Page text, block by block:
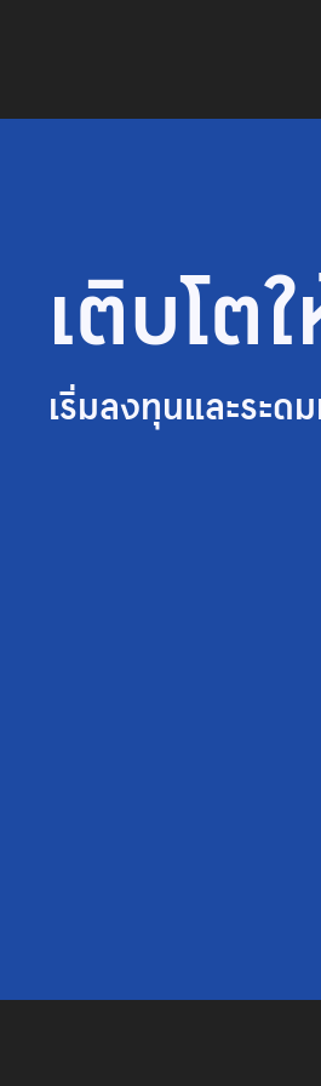
เติบโต
เริ่มลงทุนและระด